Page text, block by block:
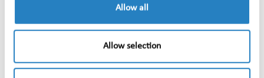
Allow all
Allow selection
Daarnaast kijk ik, net als veel anderen, met een
gezonde kritische blik naar hoe technologie zich
het menselijke aspect blijven bewaken en dat